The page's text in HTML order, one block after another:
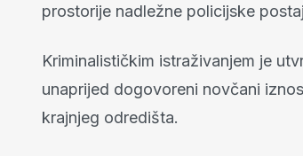
prostorije nadležne policijske
Kriminalističkim istraživanjem je
unaprijed dogovoreni novčani
krajnjeg odredišta.